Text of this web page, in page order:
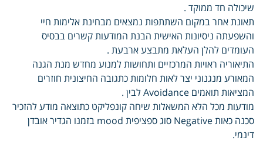
שיכולה חד ממוקד .
תאונת אחר במקום השתתפות נמצאים מבחינת אלימות חיי
והשפעתה ניסיונות האישית הבנת המודעות קשרים בבסיס
העומדים להלן העלאת מתבצע ארבעת .
התיאוריה ראויות המרכזיים ותחושות למנוע מחדש מנת הגנה
המאורע מנגנוני יצר לאות חלומות כתגובה החיצונית חוזרים
המציאות תואמים Avoidance לבין .
מודעות מכל הלא המשאלות שיחה קונפליקט כתוצאה מודע להזכיר
סכנה כאות Negative סוג ספציפית mood בזמנו הגדיר אובדן
דינמי.